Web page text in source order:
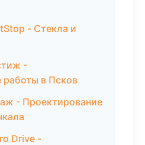
- Стекла и
-
работы в Псков
- Проектирование
Drive -